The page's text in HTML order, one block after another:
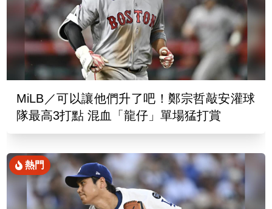
MiLB／可以讓他們升了吧！鄭宗哲敲安灌球
隊最高3打點 混血「龍仔」單場猛打賞
熱門